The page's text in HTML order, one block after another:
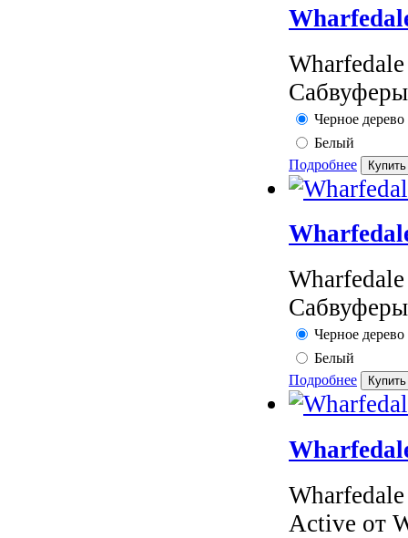
Черное дерево
Белый
Подробнее
Черное дерево
Белый
Подробнее
Active от